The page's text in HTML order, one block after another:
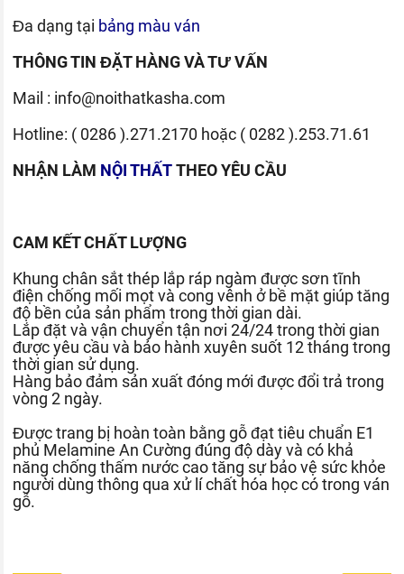
Đa dạng tại bảng màu ván
THÔNG TIN ĐẶT HÀNG VÀ TƯ VẤN
Mail : info@noithatkasha.com
Hotline: ( 0286 ).271.2170 hoặc ( 0282 ).253.71.61
NHẬN LÀM NỘI THẤTTHEO YÊU CẦU
CAM KẾT CHẤT LƯỢNG
Khung chân sắt thép lắp ráp ngàm được sơn tĩnh
điện chống mối mọt và cong vênh ở bề mặt giúp tăng
độ bền của sản phẩm trong thời gian dài.
Lắp đặt và vận chuyển tận nơi 24/24 trong thời gian
được yêu cầu và bảo hành xuyên suốt 12 tháng trong
thời gian sử dụng.
Hàng bảo đảm sản xuất đóng mới được đổi trả trong
vòng 2 ngày.
Được trang bị hoàn toàn bằng gỗ đạt tiêu chuẩn E1
phủ Melamine An Cường đúng độ dày và có khả
năng chống thấm nước cao tăng sự bảo vệ sức khỏe
người dùng thông qua xử lí chất hóa học có trong ván
gỗ.